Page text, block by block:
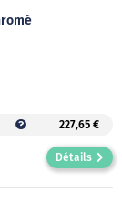
227,65 €
Détails